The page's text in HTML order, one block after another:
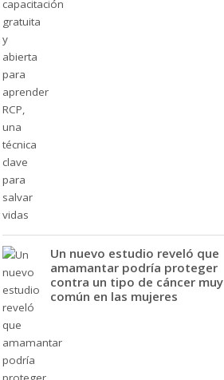
Un nuevo estudio reveló que
amamantar podría proteger
contra un tipo de cáncer muy
común en las mujeres